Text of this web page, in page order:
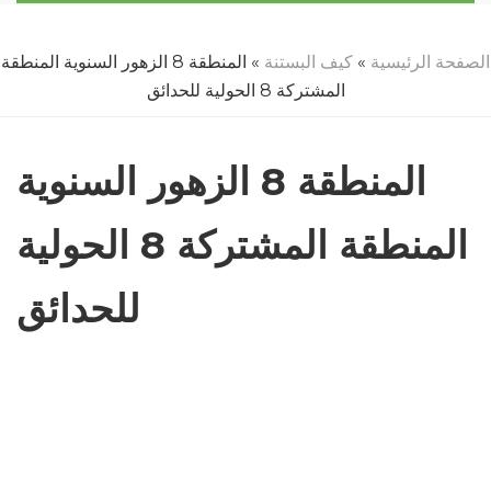
الصفحة الرئيسية » كيف البستنة
» المنطقة 8 الزهور السنوية المنطقة
المشتركة 8 الحولية للحدائق
المنطقة 8 الزهور السنوية
المنطقة المشتركة 8 الحولية
للحدائق